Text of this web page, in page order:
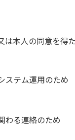
本人の同意を
ステム運用のため
わる連絡のため